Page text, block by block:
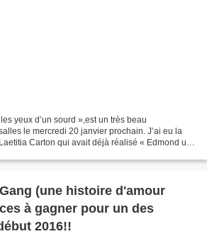
yeux d’un sourd »,est un très beau
le mercredi 20 janvier prochain. J’ai eu la
Carton qui avait déjà réalisé « Edmond un
(une histoire d'amour
à gagner pour un des
2016!!